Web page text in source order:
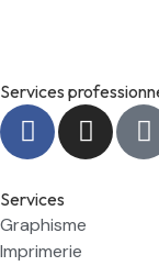
Services
Services
Graphisme
Imprimerie